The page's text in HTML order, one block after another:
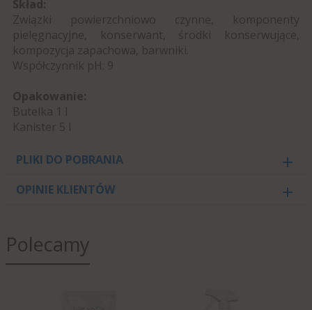
Skład:
Związki powierzchniowo czynne, komponenty
pielęgnacyjne, konserwant, środki konserwujące,
kompozycja zapachowa, barwniki.
Współczynnik pH: 9
Opakowanie:
Butelka 1 l
Kanister 5 l
PLIKI DO POBRANIA
OPINIE KLIENTÓW
Polecamy